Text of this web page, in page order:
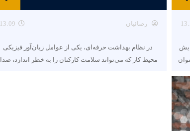
رضائیان 13:09
در نظام بهداشت حرفه‌ای، یکی از عوامل زیان‌آور فیزیکی
محیط کار که می‌تواند سلامت کارکنان را به خطر اندازد، صدا